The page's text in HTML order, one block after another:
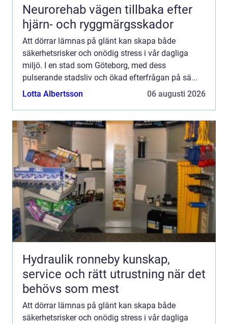
Neurorehab vägen tillbaka efter
hjärn- och ryggmärgsskador
Att dörrar lämnas på glänt kan skapa både
säkerhetsrisker och onödig stress i vår dagliga
miljö. I en stad som Göteborg, med dess
pulserande stadsliv och ökad efterfrågan på sä...
Lotta Albertsson
06 augusti 2026
Hydraulik ronneby kunskap,
service och rätt utrustning när det
behövs som mest
Att dörrar lämnas på glänt kan skapa både
säkerhetsrisker och onödig stress i vår dagliga